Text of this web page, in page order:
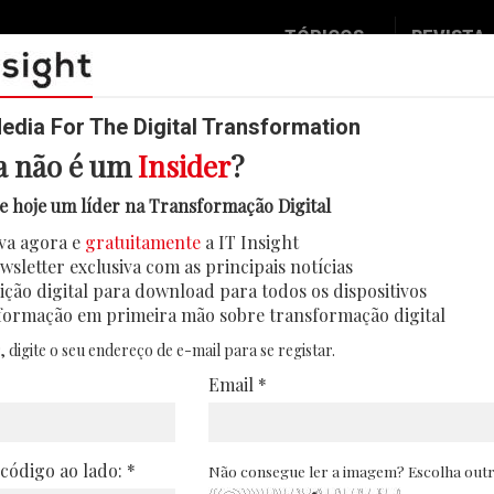
TÓPICOS
Digital
IT Strategy
Operação
Podcast
REVISTA
são o ponto de
digital no Lidl
de Negócio IT no Lidl Portugal, explica
uma cooperação entre o IT e as
Por Marta Quaresma Ferreira . 10/11/2023
For The Digital Transformation
não é umInsider?
hoje um líder na Transformação Digital
agora e gratuitamente a IT Insight
exclusiva com as principais notícias
digital para download para todos os dispositivos
em primeira mão sobre transformação digital
o seu endereço de e-mail para se registar.
Email *
ao lado: * Não consegue ler a imagem? Escolha